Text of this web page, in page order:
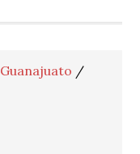
Guanajuato /